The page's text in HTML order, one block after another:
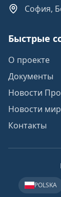
София,
Быстрые
О проекте
Документы
Новости
Новости
Контакты
POLSKA